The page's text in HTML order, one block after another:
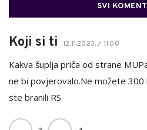
SVI
Koji si ti 12.11.2023. / 11:00
Kakva šuplja priča od strane
ne bi povjerovalo.Ne možete 300
ste branili RS